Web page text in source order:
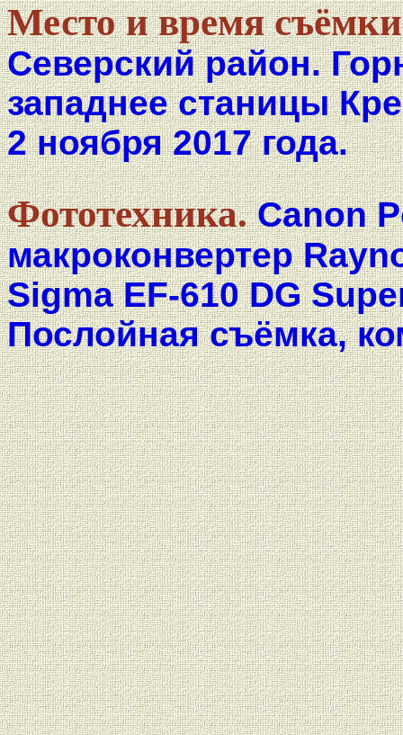
Место и время
Северский район.
западнее станицы
2 ноября 2017 года.
Фототехника.Canon
макроконвертер
Sigma EF-610 DG
Послойная съёмка,